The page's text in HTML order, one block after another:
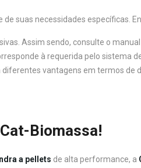
suas necessidades específicas.
Assim sendo, consulte o
à requerida pelo sistema
vantagens em termos de
Biomassa!
a pellets de alta performance, a